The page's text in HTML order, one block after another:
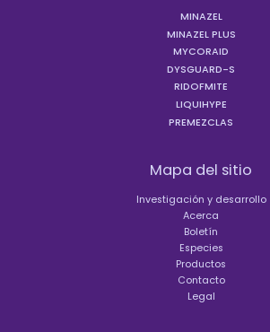
MINAZEL
MINAZEL PLUS
MYCORAID
DYSGUARD-S
RIDOFMITE
LIQUIHYPE
PREMEZCLAS
Mapa del sitio
Investigación y desarrollo
Acerca
Boletín
Especies
Productos
Contacto
Legal